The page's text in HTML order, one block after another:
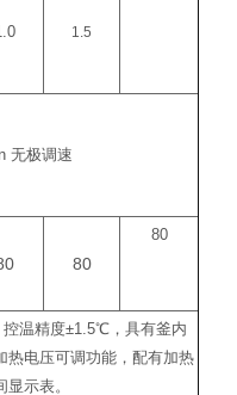
1.5
无极调速
80
80
控温精度±1.5℃ ，具有釜内
热电压可调功能，配有加热
示表。